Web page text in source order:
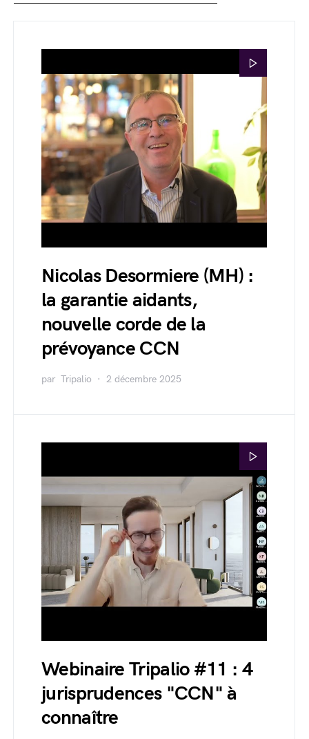
Nicolas Desormiere (MH) :
la garantie aidants,
nouvelle corde de la
prévoyance CCN
par Tripalio 2 décembre 2025
Webinaire Tripalio #11 : 4
jurisprudences "CCN" à
connaître